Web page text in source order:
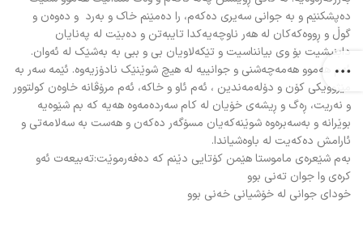
دەپشکنێم و بە جوانی سەیری دەکەم، را دەمێنم خاک و بەرد و دەوەن و
گوڵ و ڕووەکەکان لە هەر ناوچەیەکدا تایبەتن و دەبێت لە پەنایان
دابنیشیت بۆ وی بیانناسیت و تێکەلاویان بی و ببی بە بەشێک لە ئەوان.
ئەم هەموو هەمەچەشنی و جوانییە لە هیچ شوێنێک نادۆزیەوە. ئێمە سەر بە
مێژوویکی کۆن و دۆلەمەندین ، ئەم ئاو و خاکە، ئەم مرۆڤانە خاوەن کولتوور
و نەریت، ڕەگ و ڕیشەی خۆیان لە کام سەردەمەوە هەیە که بم شێوەیە
بوێرانە و بەسەبرەوە شوێنەکەیان مسۆگەر دەکەن و هەست بە سەلامەتی و
ئارامش دەکەیت لە باوەشیاندا.
بەم شێعرەی ماموستا هێمن کۆتایی دێنم کە دەفەرموێت:تەبیعەت ئەو
کرەی وا جوان تەنی بوو
خودای جوانی لە خۆشیانی خەنی بوو